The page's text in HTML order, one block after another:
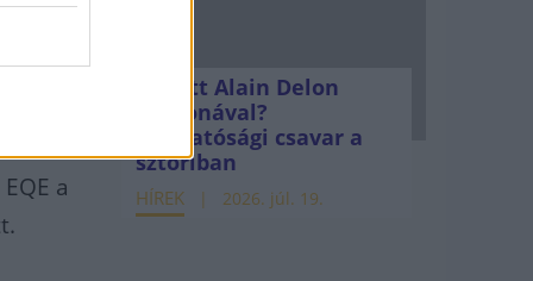
a
Mi lett Alain Delon
vagyonával?
Adóhatósági csavar a
sztoriban
HÍREK 2026. júl. 19.